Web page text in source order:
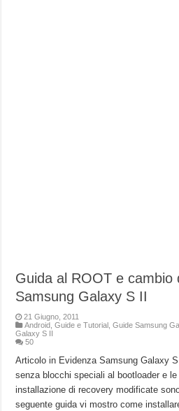
Guida al ROOT e cambio
Samsung Galaxy S II
21 Giugno, 2011
Android ,Guide e Tutorial ,Guide Samsung
Galaxy S II
50
Articolo in Evidenza Samsung Galaxy
senza blocchi speciali al bootloader e
installazione di recovery modificate
seguente guida vi mostro come